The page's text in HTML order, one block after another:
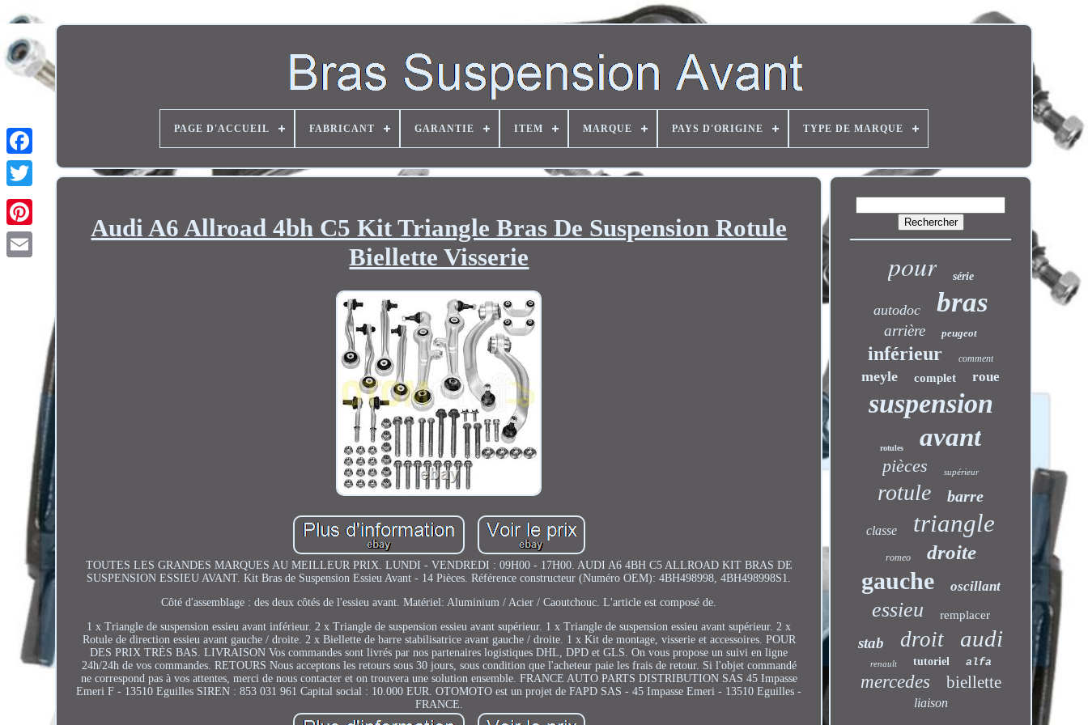
Twitter
PAGE D'ACCUEIL FABRICANT GARANTIE ITEM MARQUE PAYS D'ORIGINE TYPE DE MARQUE
Audi A6 Allroad 4bh C5 Kit Triangle Bras De Suspension Rotule
Biellette Visserie
TOUTES LES GRANDES MARQUES AU MEILLEUR PRIX. LUNDI - VENDREDI : 09H00 - 17H00. AUDI A6 4BH C5 ALLROAD KIT BRAS DE
SUSPENSION ESSIEU AVANT. Kit Bras de Suspension Essieu Avant - 14 Pièces. Référence constructeur (Numéro OEM): 4BH498998, 4BH498998S1.
Côté d'assemblage : des deux côtés de l'essieu avant. Matériel: Aluminium / Acier / Caoutchouc. L'article est composé de.
1 x Triangle de suspension essieu avant inférieur. 2 x Triangle de suspension essieu avant supérieur. 1 x Triangle de suspension essieu avant supérieur. 2 x
Rotule de direction essieu avant gauche / droite. 2 x Biellette de barre stabilisatrice avant gauche / droite. 1 x Kit de montage, visserie et accessoires. POUR
DES PRIX TRÈS BAS. LIVRAISON Vos commandes sont livrés par nos partenaires logistiques DHL, DPD et GLS. On vous propose un suivi en ligne
24h/24h de vos commandes. RETOURS Nous acceptons les retours sous 30 jours, sous condition que l'acheteur paie les frais de retour. Si l'objet commandé
ne correspond pas à vos attentes, merci de nous contacter et on trouvera une solution ensemble. FRANCE AUTO PARTS DISTRIBUTION SAS 45 Impasse
Emeri F - 13510 Eguilles SIREN : 853 031 961 Capital social : 10.000 EUR. OTOMOTO est un projet de FAPD SAS - 45 Impasse Emeri - 13510 Eguilles -
FRANCE.
pour série
autodoc bras
arrière peugeot
inférieur comment
meyle complet roue
suspension
rotules avant
pièces supérieur
rotule barre
classe triangle
romeo droite
gauche oscillant
essieu remplacer
stab droit audi
renault tutoriel alfa
mercedes biellette
liaison